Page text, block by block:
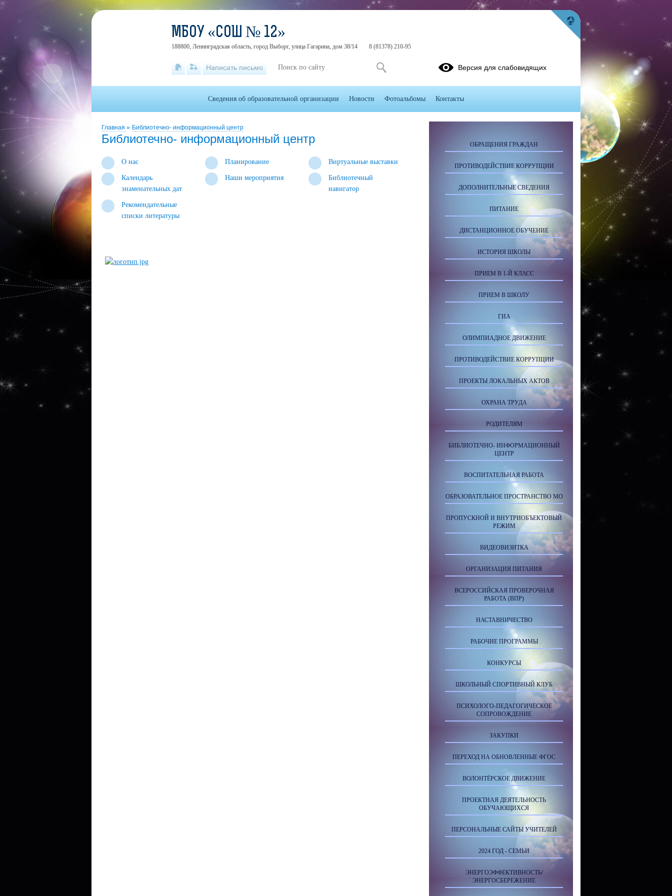
Главная » Библиотечно- информационный центр
Библиотечно- информационный центр
О нас Планирование Виртуальные выставки
Календарь
знаменательных дат
Наши мероприятия
Библиотечный
навигатор
Рекомендательные
списки литературы
ОБРАЩЕНИЯ ГРАЖДАН
ПРОТИВОДЕЙСТВИЕ КОРРУПЦИИ
ДОПОЛНИТЕЛЬНЫЕ СВЕДЕНИЯ
ПИТАНИЕ
ДИСТАНЦИОННОЕ ОБУЧЕНИЕ
ИСТОРИЯ ШКОЛЫ
ПРИЕМ В 1-Й КЛАСС
ПРИЕМ В ШКОЛУ
ГИА
ОЛИМПИАДНОЕ ДВИЖЕНИЕ
ПРОТИВОДЕЙСТВИЕ КОРРУПЦИИ
ПРОЕКТЫ ЛОКАЛЬНЫХ АКТОВ
ОХРАНА ТРУДА
РОДИТЕЛЯМ
БИБЛИОТЕЧНО- ИНФОРМАЦИОННЫЙ
ЦЕНТР
ВОСПИТАТЕЛЬНАЯ РАБОТА
ОБРАЗОВАТЕЛЬНОЕ ПРОСТРАНСТВО МО
ПРОПУСКНОЙ И ВНУТРИОБЪЕКТОВЫЙ
РЕЖИМ
ВИДЕОВИЗИТКА
ОРГАНИЗАЦИЯ ПИТАНИЯ
ВСЕРОССИЙСКАЯ ПРОВЕРОЧНАЯ
РАБОТА (ВПР)
НАСТАВНИЧЕСТВО
РАБОЧИЕ ПРОГРАММЫ
КОНКУРСЫ
ШКОЛЬНЫЙ СПОРТИВНЫЙ КЛУБ
ПСИХОЛОГО-ПЕДАГОГИЧЕСКОЕ
СОПРОВОЖДЕНИЕ
ЗАКУПКИ
ПЕРЕХОД НА ОБНОВЛЕННЫЕ ФГОС
ВОЛОНТЁРСКОЕ ДВИЖЕНИЕ
ПРОЕКТНАЯ ДЕЯТЕЛЬНОСТЬ
ОБУЧАЮЩИХСЯ
ПЕРСОНАЛЬНЫЕ САЙТЫ УЧИТЕЛЕЙ
2024 ГОД - СЕМЬИ
ЭНЕРГОЭФФЕКТИВНОСТЬ/
ЭНЕРГОСБЕРЕЖЕНИЕ
МБОУ «СОШ № 12»
188800, Ленинградская область, город Выборг, улица Гагарина, дом 38/14 8 (81378) 210-95
Написать письмо Версия для слабовидящих
Сведения об образовательной организации Новости Фотоальбомы Контакты